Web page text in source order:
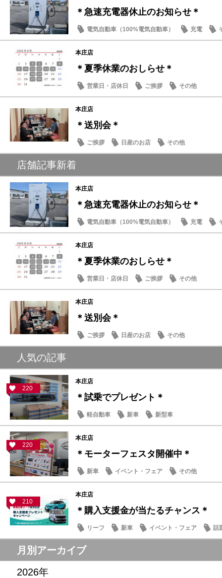
＊急速充電器休止のお知らせ＊
電気自動車（100%電気自動車） 充電
本庄店
＊夏季休業のおしらせ＊
営業日・店休日 ご挨拶 その他
本庄店
＊送別会＊
ご挨拶 日産のお店 その他
店舗記事新着
本庄店
＊急速充電器休止のお知らせ＊
電気自動車（100%電気自動車） 充電
本庄店
＊夏季休業のおしらせ＊
営業日・店休日 ご挨拶 その他
本庄店
＊送別会＊
ご挨拶 日産のお店 その他
人気の記事
220
本庄店
＊試乗でプレゼント＊
軽自動車 新車 新型車
220
本庄店
＊モーターフェスタ開催中＊
新車 イベント・フェア その他
210
本庄店
＊購入支援金が当たるチャンス＊
リーフ 新車 イベント・フェア 話
月別アーカイブ
2026年